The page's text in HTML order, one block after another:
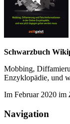
Schwarzbuch
Mobbing,
Enzyklo­pädie, und
Im Februar 2020 im
Navigation